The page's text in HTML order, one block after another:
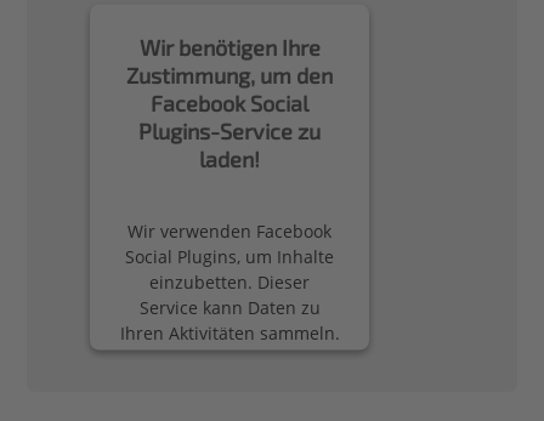
Wir benötigen Ihre
Zustimmung, um den
Facebook Social
Plugins-Service zu
laden!
Wir verwenden Facebook
Social Plugins, um Inhalte
einzubetten. Dieser
Service kann Daten zu
Ihren Aktivitäten sammeln.
Bitte lesen Sie die Details